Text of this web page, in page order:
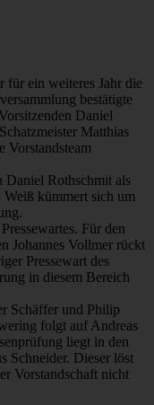
für ein weiteres Jahr die
bestätigte
Daniel
Matthias
Vorstandsteam
Daniel Rothschmit als
Weiß kümmert sich um
Für den
Johannes Vollmer rückt
Pressewart des
in diesem Bereich
Schäffer und Philip
folgt auf Andreas
liegt in den
Schneider. Dieser löst
Vorstandschaft nicht